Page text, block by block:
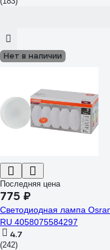
Нет в наличии
Последняя цена
775 ₽
Светодиодная лампа
RU 4058075584297
4.7
(242)